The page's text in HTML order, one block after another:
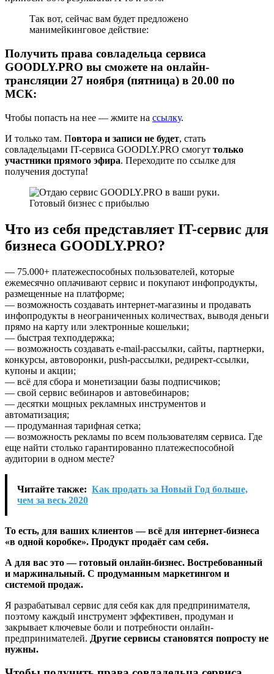
Так вот, сейчас вам будет предложено
манимейкинговое действие:
Получить права совладельца сервиса
GOODLY.PRO вы сможете на онлайн-
трансляции 27 ноября (пятница) в 20.00 по
МСК:
Чтобы попасть на нее — жмите на ссылку.
И только там. Повтора и записи не будет, стать
совладельцами IT-сервиса GOODLY.PRO смогут только
участники прямого эфира. Переходите по ссылке для
получения доступа!
Что из себя представляет IT-сервис для
бизнеса GOODLY.PRO?
— 75.000+ платежеспособных пользователей, которые
ежемесячно оплачивают сервис и покупают инфопродукты,
размещенные на платформе;
— возможность создавать интернет-магазины и продавать
инфопродукты в неограниченных количествах, выводя деньги
прямо на карту или электронные кошельки;
— быстрая техподдержка;
— возможность создавать e-mail-рассылки, сайты, партнерки,
конкурсы, автоворонки, push-рассылки, редирект-ссылки,
купоны и акции;
— всё для сбора и монетизации базы подписчиков;
— свой сервис вебинаров и автовебинаров;
— десятки мощных рекламных инструментов и
автоматизация;
— продуманная тарифная сетка;
— возможность рекламы по всем пользователям сервиса. Где
еще найти столько гарантированно платежеспособной
аудитории в одном месте?
Читайте также: Как продать за Новый Год больше,
чем за весь 2020
То есть, для ваших клиентов — всё для интернет-бизнеса
«в одной коробке». Продукт продаёт сам себя.
А для вас это — готовый онлайн-бизнес. Востребованный
и маржинальный. С продуманным маркетингом и
системой продаж.
Я разрабатывал сервис для себя как для предпринимателя,
поэтому каждый инструмент эффективен, продуман и
закрывает ключевые боли и потребности онлайн-
предпринимателей. Другие сервисы становятся попросту не
нужны.